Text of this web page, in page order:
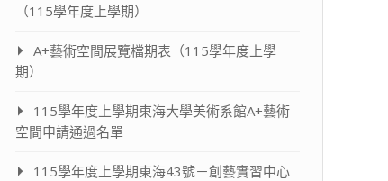
（115學年度上學期）
A+藝術空間展覽檔期表（115學年度上學
期）
115學年度上學期東海大學美術系館A+藝術
空間申請通過名單
115學年度上學期東海43號－創藝實習中心